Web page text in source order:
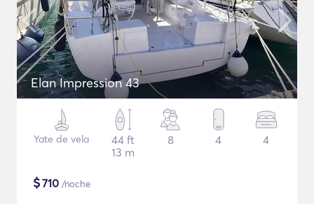
Elan Impression 43
Yate de vela
44 ft
13 m
8 4 4
$710 /noche